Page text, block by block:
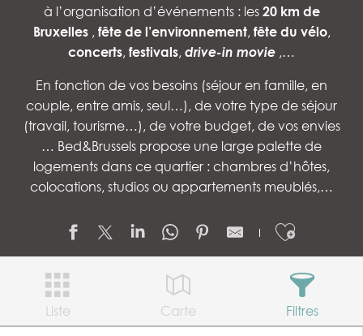
à l’organisation d’événements : les 20 km de
Bruxelles, fête de l’environnement, fête du vélo,
concerts, festivals, drive-in movie ,…
En fonction de vos besoins (séjour en famille, en
couple, entre amis, seul…), de votre type de séjour
(travail, tourisme…), de votre budget, de vos envies
… Bed&Brussels propose une large palette de
logements dans ce quartier : chambres d’hôtes,
colocations, studios ou appartements meublés,…
Liste Carte Filtres